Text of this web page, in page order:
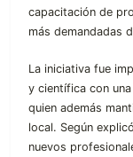
capacitación de
más demandadas
La iniciativa fue
y científica con
quien además
local. Según
nuevos